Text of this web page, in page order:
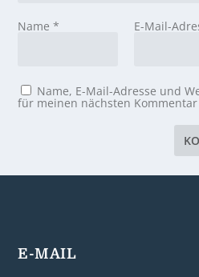
Name* E-Mail-
Name, E-Mail-Adresse und
für meinen nächsten
E-MAIL